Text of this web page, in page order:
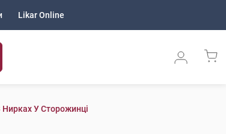
Likar Online
У Сторожинці